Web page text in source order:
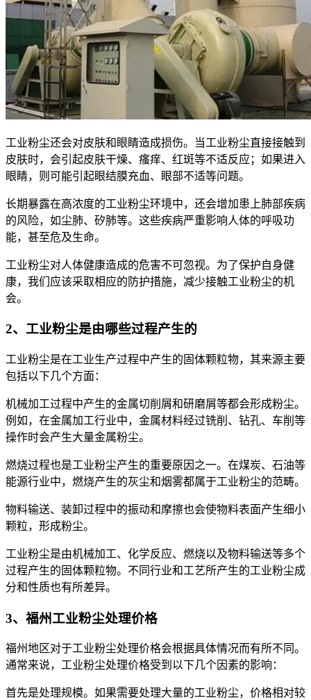
工业粉尘还会对皮肤和眼睛造成损伤。当工业粉尘直接接触到
皮肤时，会引起皮肤干燥、瘙痒、红斑等不适反应；如果进入
眼睛，则可能引起眼结膜充血、眼部不适等问题。
长期暴露在高浓度的工业粉尘环境中，还会增加患上肺部疾病
的风险，如尘肺、矽肺等。这些疾病严重影响人体的呼吸功
能，甚至危及生命。
工业粉尘对人体健康造成的危害不可忽视。为了保护自身健
康，我们应该采取相应的防护措施，减少接触工业粉尘的机
会。
2、工业粉尘是由哪些过程产生的
工业粉尘是在工业生产过程中产生的固体颗粒物，其来源主要
包括以下几个方面：
机械加工过程中产生的金属切削屑和研磨屑等都会形成粉尘。
例如，在金属加工行业中，金属材料经过铣削、钻孔、车削等
操作时会产生大量金属粉尘。
燃烧过程也是工业粉尘产生的重要原因之一。在煤炭、石油等
能源行业中，燃烧产生的灰尘和烟雾都属于工业粉尘的范畴。
物料输送、装卸过程中的振动和摩擦也会使物料表面产生细小
颗粒，形成粉尘。
工业粉尘是由机械加工、化学反应、燃烧以及物料输送等多个
过程产生的固体颗粒物。不同行业和工艺所产生的工业粉尘成
分和性质也有所差异。
3、福州工业粉尘处理价格
福州地区对于工业粉尘处理价格会根据具体情况而有所不同。
通常来说，工业粉尘处理价格受到以下几个因素的影响：
首先是处理规模。如果需要处理大量的工业粉尘，价格相对较